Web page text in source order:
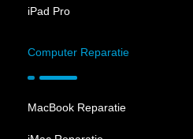
iPad Pro
Computer Reparatie
MacBook Reparatie